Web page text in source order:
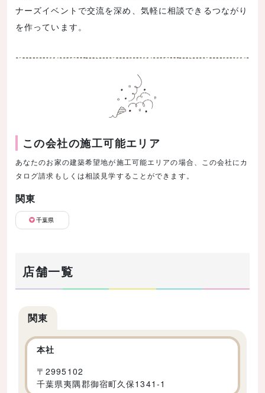
ナーズイベントで交流を深め、気軽に相談できるつながり
を作っています。
この会社の施工可能エリア
あなたのお家の建築希望地が施工可能エリアの場合、この会社にカ
タログ請求もしくは相談見学することができます。
関東
千葉県
店舗一覧
関東
本社
〒2995102
千葉県夷隅郡御宿町久保1341‐1